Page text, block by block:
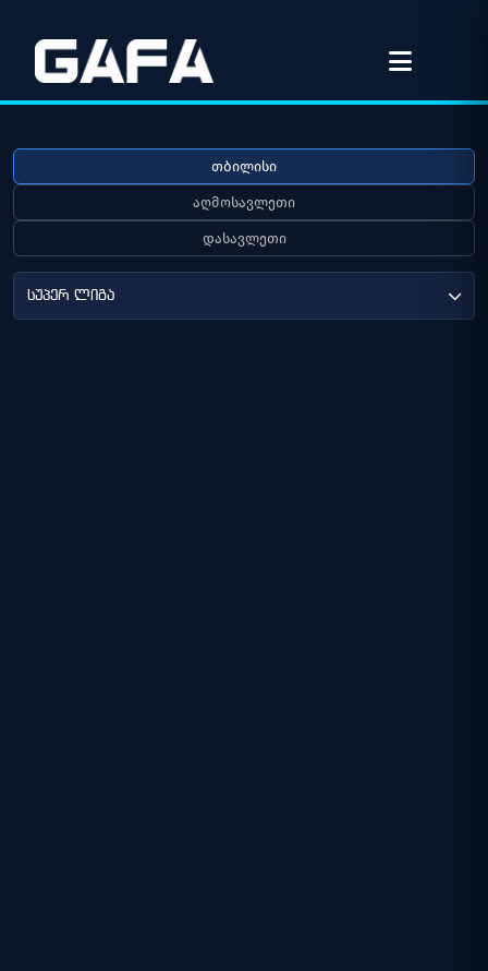
თბილისი
აღმოსავლეთი
დასავლეთი
სუპერ ლიგა